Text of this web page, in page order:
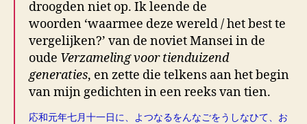
droogden niet op. Ik leende de
woorden ‘waarmee deze wereld / het best te
vergelijken?’ van de noviet Mansei in de
oude Verzameling voor tienduizend
generaties, en zette die telkens aan het begin
van mijn gedichten in een reeks van tien.
応和元年七月十一日に、よつなるをんなごをうしなひて、お